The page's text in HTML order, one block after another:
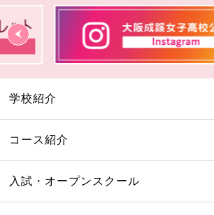
学校紹介
コース紹介
入試・オープンスクール